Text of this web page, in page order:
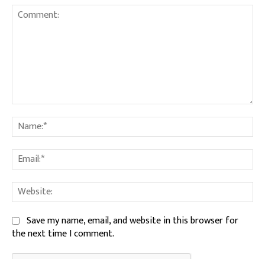
Comment:
Save my name, email, and website in this browser for
the next time I comment.